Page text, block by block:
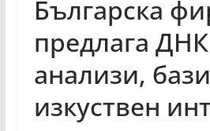
Българска
предлага ДНК
анализи,
изкуствен